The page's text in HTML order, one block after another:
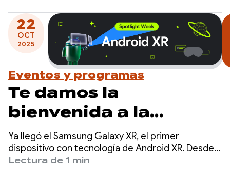
diseñados para ayudarte a aprender, compilar y
preparar tus apps para Android XR.
22
OCT
2025
Eventos y programas
Te damos la
bienvenida a la
Spotlight Week de
Android XR.
Ya llegó el Samsung Galaxy XR, el primer
dispositivo con tecnología de Android XR. Desde
que lanzamos la versión preliminar para
Lectura de 1 min